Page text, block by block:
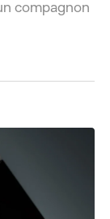
compagnon